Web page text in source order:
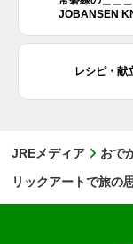
JOBANSEN
レシピ・献
JREメディア おで
リックアートで旅の